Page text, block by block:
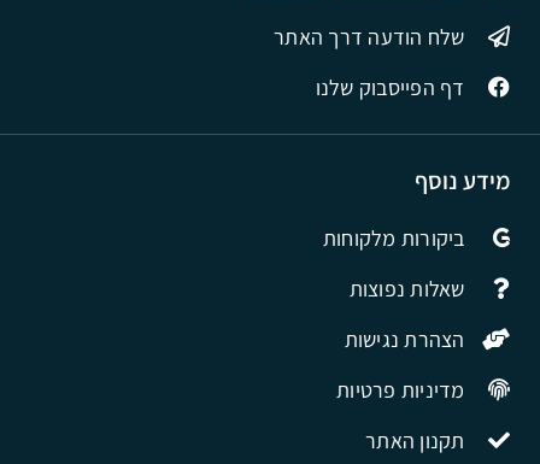
מידע נוסף
ביקורות מלקוחות
שאלות נפוצות
הצהרת נגישות
מדיניות פרטיות
תקנון האתר
שלח הודעה דרך האתר
דף הפייסבוק שלנו